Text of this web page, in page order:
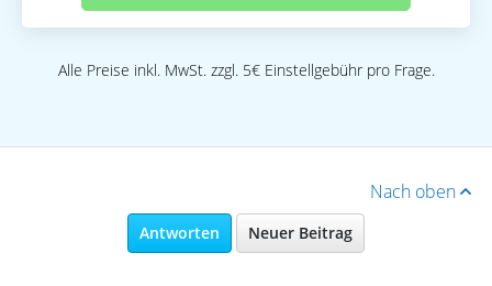
Alle Preise inkl. MwSt. zzgl. 5€ Einstellgebühr pro Frage.
Nach oben
Antworten Neuer Beitrag